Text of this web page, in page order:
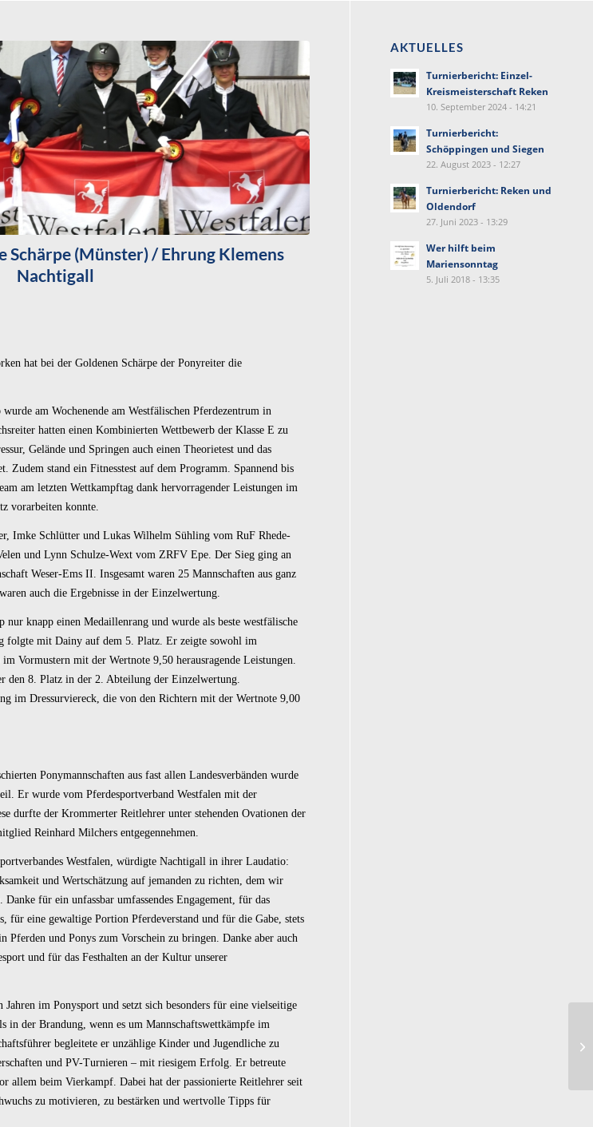
(Münster) / Ehrung Klemens
Nachtigall
hat bei der Goldenen Schärpe der Ponyreiter die
am Wochenende am Westfälischen Pferdezentrum in
hatten einen Kombinierten Wettbewerb der Klasse E zu
Gelände und Springen auch einen Theorietest und das
Zudem stand ein Fitnesstest auf dem Programm. Spannend bis
am letzten Wettkampftag dank hervorragender Leistungen im
vorarbeiten konnte.
Imke Schlütter und Lukas Wilhelm Sühling vom RuF Rhede-
und Lynn Schulze-Wext vom ZRFV Epe. Der Sieg ging an
Weser-Ems II. Insgesamt waren 25 Mannschaften aus ganz
auch die Ergebnisse in der Einzelwertung.
knapp einen Medaillenrang und wurde als beste westfälische
folgte mit Dainy auf dem 5. Platz. Er zeigte sowohl im
Vormustern mit der Wertnote 9,50 herausragende Leistungen.
8. Platz in der 2. Abteilung der Einzelwertung.
im Dressurviereck, die von den Richtern mit der Wertnote 9,00
Ponymannschaften aus fast allen Landesverbänden wurde
Er wurde vom Pferdesportverband Westfalen mit der
durfte der Krommerter Reitlehrer unter stehenden Ovationen der
Reinhard Milchers entgegennehmen.
Westfalen, würdigte Nachtigall in ihrer Laudatio:
und Wertschätzung auf jemanden zu richten, dem wir
für ein unfassbar umfassendes Engagement, für das
für eine gewaltige Portion Pferdeverstand und für die Gabe, stets
Pferden und Ponys zum Vorschein zu bringen. Danke aber auch
und für das Festhalten an der Kultur unserer
im Ponysport und setzt sich besonders für eine vielseitige
der Brandung, wenn es um Mannschaftswettkämpfe im
begleitete er unzählige Kinder und Jugendliche zu
und PV-Turnieren – mit riesigem Erfolg. Er betreute
allem beim Vierkampf. Dabei hat der passionierte Reitlehrer seit
zu motivieren, zu bestärken und wertvolle Tipps für
AKTUELLES
Turnierbericht: Einzel-
Kreismeisterschaft Reken
10. September 2024 - 14:21
Turnierbericht:
Schöppingen und Siegen
22. August 2023 - 12:27
Turnierbericht: Reken und
Oldendorf
27. Juni 2023 - 13:29
Wer hilft beim
Mariensonntag
5. Juli 2018 - 13:35